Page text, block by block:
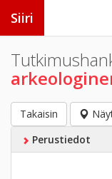
Siiri
Takaisin
Perustiedot